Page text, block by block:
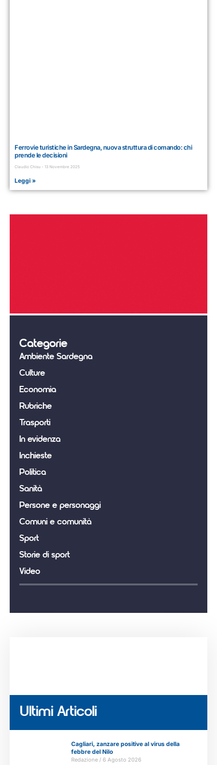
Ferrovie turistiche in Sardegna, nuova struttura di comando: chi
prende le decisioni
Claudio Chisu 13 Novembre 2025
Leggi »
Categorie
Ambiente Sardegna
Culture
Economia
Rubriche
Trasporti
In evidenza
Inchieste
Politica
Sanità
Persone e personaggi
Comuni e comunità
Sport
Storie di sport
Video
Ultimi Articoli
Cagliari, zanzare positive al virus della
febbre del Nilo
Redazione 6 Agosto 2026